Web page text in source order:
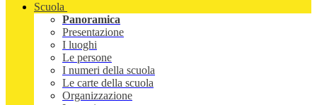
Scuola
Panoramica
Presentazione
I luoghi
Le persone
I numeri della scuola
Le carte della scuola
Organizzazione